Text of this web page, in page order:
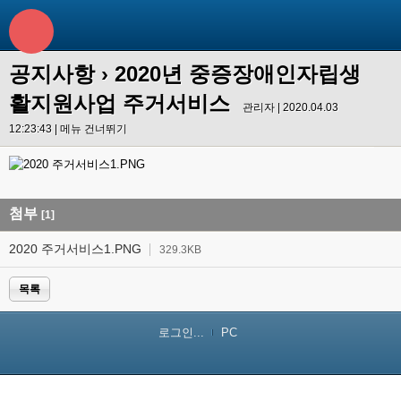
공지사항› 2020년 중증장애인자립생
활지원사업 주거서비스
관리자 | 2020.04.03
12:23:43 | 메뉴 건너뛰기
첨부 [1]
2020 주거서비스1.PNG 329.3KB
목록
로그인... PC